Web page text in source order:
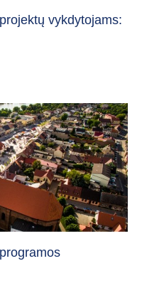
vykdytojams: